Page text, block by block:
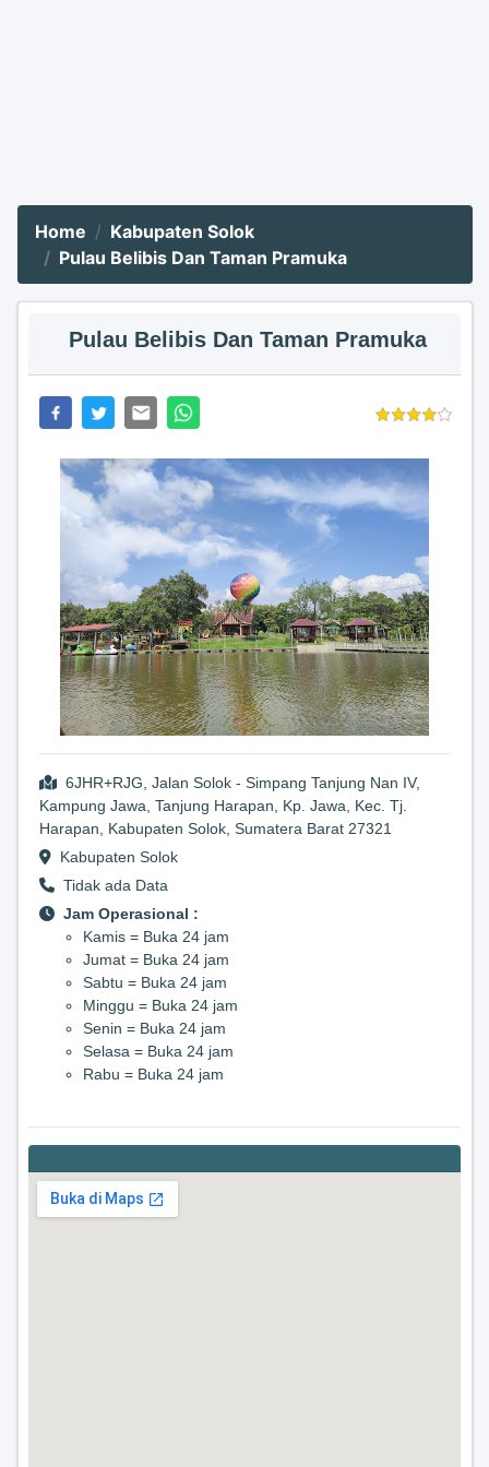
Home
Kabupaten Solok
Pulau Belibis Dan Taman Pramuka
Pulau Belibis Dan Taman Pramuka
6JHR+RJG, Jalan Solok - Simpang Tanjung Nan IV,
Kampung Jawa, Tanjung Harapan, Kp. Jawa, Kec. Tj.
Harapan, Kabupaten Solok, Sumatera Barat 27321
Kabupaten Solok
Tidak ada Data
Jam Operasional :
Kamis = Buka 24 jam
Jumat = Buka 24 jam
Sabtu = Buka 24 jam
Minggu = Buka 24 jam
Senin = Buka 24 jam
Selasa = Buka 24 jam
Rabu = Buka 24 jam